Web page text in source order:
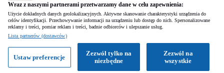
Napisz
Zadzwoń
Wraz z naszymi partnerami przetwarzamy dane w celu zapewnienia:
Użycie dokładnych danych geolokalizacyjnych. Aktywne skanowanie charakterystyki urządzenia do
celów identyfikacji. Przechowywanie informacji na urządzeniu lub dostęp do nich. Spersonalizowane
reklamy i treści, pomiar reklam i treści, badnie odbiorców i ulepszanie usług.
Lista partnerów (dostawców)
Zezwól na
wszystkie
Zezwól tylko na
niezbędne
Ustaw preferencje